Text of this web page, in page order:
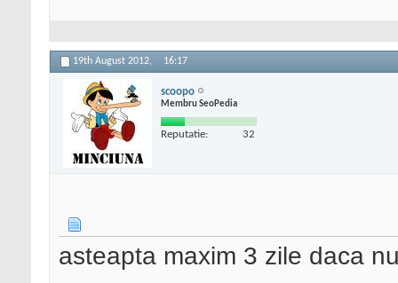
19th August 2012, 16:17
scoopo
Membru SeoPedia
Reputatie: 32
asteapta maxim 3 zile daca